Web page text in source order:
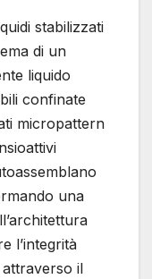
stabilizzati
di un
liquido
confinate
micropattern
una
l’integrità
il